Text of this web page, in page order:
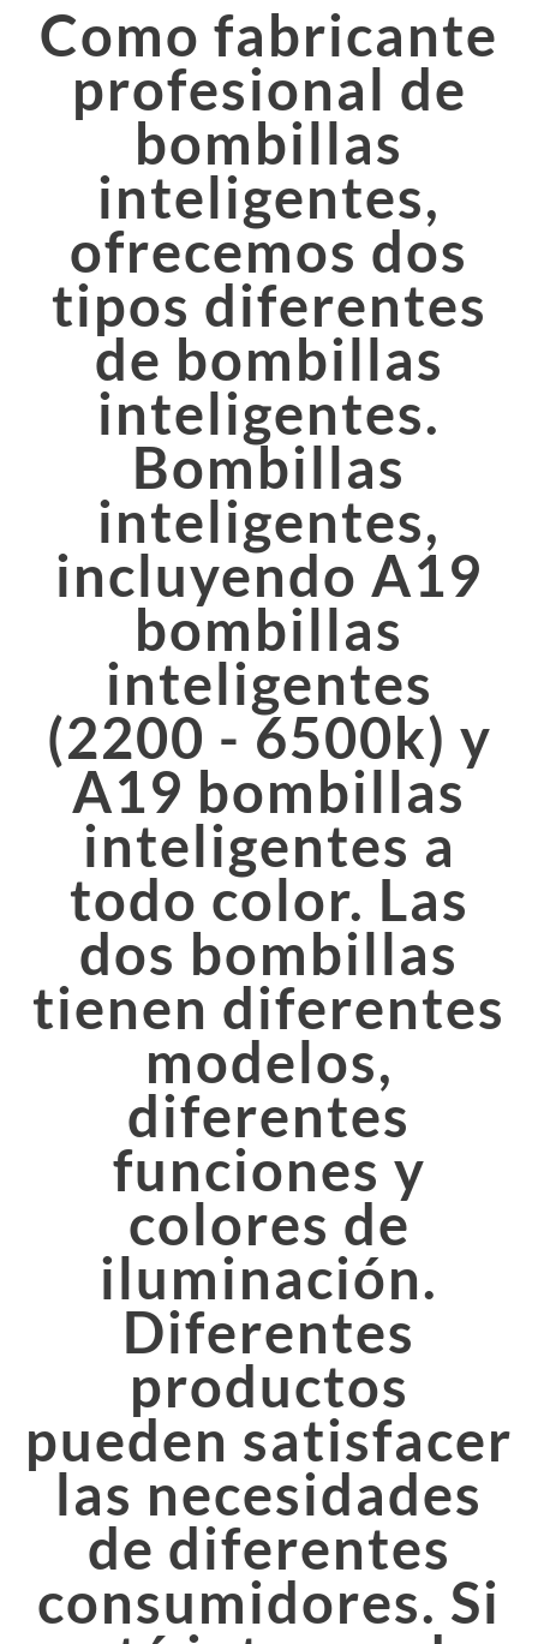
Como fabricante
profesional de
bombillas
inteligentes,
ofrecemos dos
tipos diferentes
de bombillas
inteligentes.
Bombillas
inteligentes,
incluyendo A19
bombillas
inteligentes
(2200 - 6500k) y
A19 bombillas
inteligentes a
todo color. Las
dos bombillas
tienen diferentes
modelos,
diferentes
funciones y
colores de
iluminación.
Diferentes
productos
pueden satisfacer
las necesidades
de diferentes
consumidores. Si